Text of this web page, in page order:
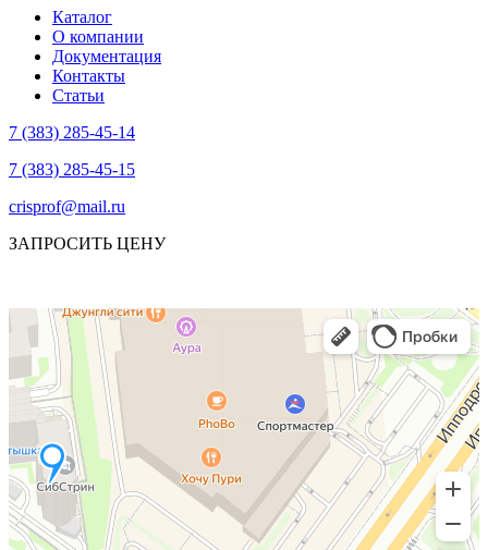
Каталог
О компании
Документация
Контакты
Статьи
7 (383) 285-45-14
7 (383) 285-45-15
crisprof@mail.ru
ЗАПРОСИТЬ ЦЕНУ